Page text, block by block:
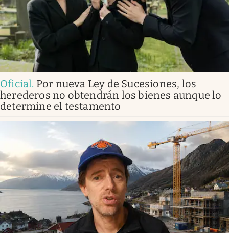
Oficial. Por nueva Ley de Sucesiones, los
herederos no obtendrán los bienes aunque lo
determine el testamento